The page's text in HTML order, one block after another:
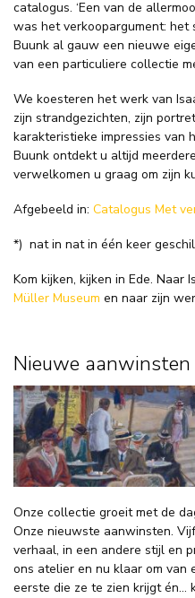
catalogus. ‘Een van de
was het verkoopargument: het
Buunk al gauw een nieuwe
van een particuliere collectie
We koesteren het werk van
zijn strandgezichten, zijn
karakteristieke impressies van
Buunk ontdekt u altijd
verwelkomen u graag om zijn
Afgebeeld in: Catalogus Met
*) nat in nat in één keer
Kom kijken, kijken in Ede. Naar
Müller Museum en naar zijn
Nieuwe aanwinsten
Onze collectie groeit met de
Onze nieuwste aanwinsten.
verhaal, in een andere stijl en
ons atelier en nu klaar om van
eerste die ze te zien krijgt én…